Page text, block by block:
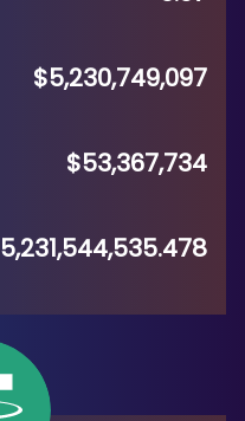
$5,230,749,097
$53,367,734
5,231,544,535.478